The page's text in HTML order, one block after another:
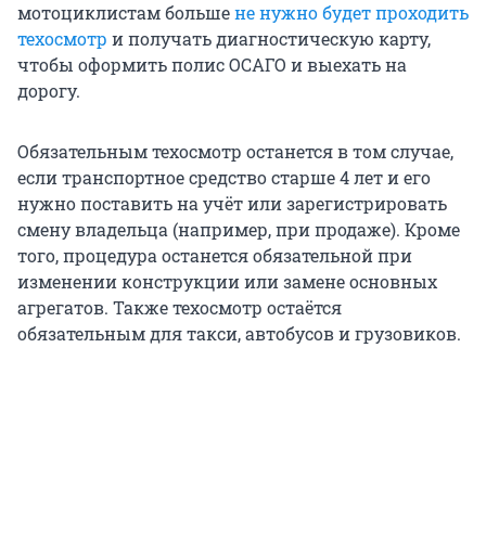
мотоциклистам большене нужно будет проходить
техосмотр и получать диагностическую карту,
чтобы оформить полис ОСАГО и выехать на
дорогу.
Обязательным техосмотр останется в том случае,
если транспортное средство старше 4 лет и его
нужно поставить на учёт или зарегистрировать
смену владельца (например, при продаже). Кроме
того, процедура останется обязательной при
изменении конструкции или замене основных
агрегатов. Также техосмотр остаётся
обязательным для такси, автобусов и грузовиков.